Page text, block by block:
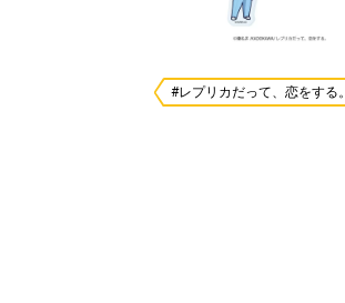
#レプリカだって、恋をする。